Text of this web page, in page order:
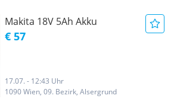
Makita 18V 5Ah Akku
€ 57
17.07. - 12:43 Uhr
1090 Wien, 09. Bezirk, Alsergrund